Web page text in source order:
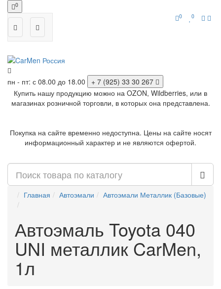
0
0
0
пн - пт: с 08.00 до 18.00
+ 7 (925) 33 30 267
Купить нашу продукцию можно на OZON, Wildberries, или в
магазинах розничной торговли, в которых она представлена.
Покупка на сайте временно недоступна. Цены на сайте носят
информационный характер и не являются офертой.
Главная Автоэмали Автоэмали Металлик (Базовые)
Автоэмаль Toyota 040
UNI металлик CarMen,
1л